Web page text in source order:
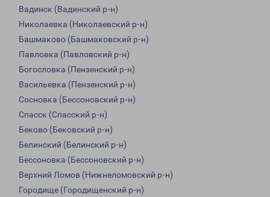
Вадинск (Вадинский р-н)
Николаевка (Николаевский р-н)
Башмаково (Башмаковский р-н)
Павловка (Павловский р-н)
Богословка (Пензенский р-н)
Васильевка (Пензенский р-н)
Сосновка (Бессоновский р-н)
Спасск (Спасский р-н)
Беково (Бековский р-н)
Белинский (Белинский р-н)
Бессоновка (Бессоновский р-н)
Верхний Ломов (Нижнеломовский р-н)
Городище (Городищенский р-н)